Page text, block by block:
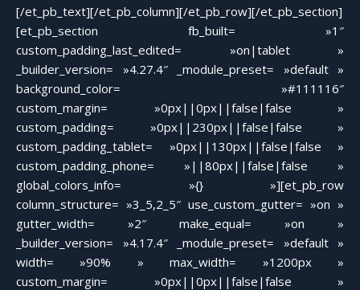
[/et_pb_text][/et_pb_column][/et_pb_row][/et_pb_section]
[et_pb_section fb_built= »1″
custom_padding_last_edited= »on|tablet »
_builder_version= »4.27.4″ _module_preset= »default »
background_color= »#111116″
custom_margin= »0px||0px||false|false »
custom_padding= »0px||230px||false|false »
custom_padding_tablet= »0px||130px||false|false »
custom_padding_phone= »||80px||false|false »
global_colors_info= »{} »][et_pb_row
column_structure= »3_5,2_5″ use_custom_gutter= »on »
gutter_width= »2″ make_equal= »on »
_builder_version= »4.17.4″ _module_preset= »default »
width= »90% » max_width= »1200px »
custom_margin= »0px||0px||false|false »